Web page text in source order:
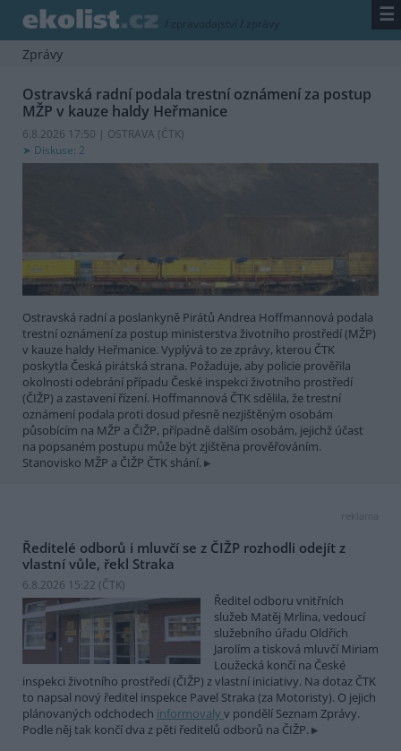
/ zpravodajství / zprávy ☰
Zprávy
Ostravská radní podala trestní oznámení za postup
MŽP v kauze haldy Heřmanice
6.8.2026 17:50 | OSTRAVA (ČTK)
Diskuse: 2
Ostravská radní a poslankyně Pirátů Andrea Hoffmannová podala
trestní oznámení za postup ministerstva životního prostředí (MŽP)
v kauze haldy Heřmanice. Vyplývá to ze zprávy, kterou ČTK
poskytla Česká pirátská strana. Požaduje, aby policie prověřila
okolnosti odebrání případu České inspekci životního prostředí
(ČIŽP) a zastavení řízení. Hoffmannová ČTK sdělila, že trestní
oznámení podala proti dosud přesně nezjištěným osobám
působícím na MŽP a ČIŽP, případně dalším osobám, jejichž účast
na popsaném postupu může být zjištěna prověřováním.
Stanovisko MŽP a ČIŽP ČTK shání.
reklama
Ředitelé odborů i mluvčí se z ČIŽP rozhodli odejít z
vlastní vůle, řekl Straka
6.8.2026 15:22 (ČTK)
Ředitel odboru vnitřních
služeb Matěj Mrlina, vedoucí
služebního úřadu Oldřich
Jarolím a tisková mluvčí Miriam
Loužecká končí na České
inspekci životního prostředí (ČIŽP) z vlastní iniciativy. Na dotaz ČTK
to napsal nový ředitel inspekce Pavel Straka (za Motoristy). O jejich
plánovaných odchodech informovaly v pondělí Seznam Zprávy.
Podle něj tak končí dva z pěti ředitelů odborů na ČIŽP.